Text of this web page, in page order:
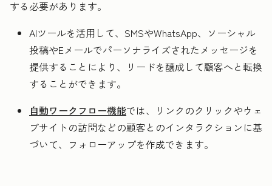
する必要があります。
AIツールを活用して、SMSやWhatsApp、ソーシャル
投稿やEメールでパーソナライズされたメッセージを
提供することにより、リードを醸成して顧客へと転換
することができます。
自動ワークフロー機能では、リンクのクリックやウェ
ブサイトの訪問などの顧客とのインタラクションに基
づいて、フォローアップを作成できます。